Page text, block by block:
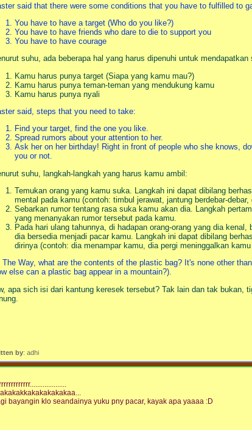
said that there were some conditions that you have to fulfilled to
You have to have a target (Who do you like?)
You have to have friends who dare to die to support you
You have to have courage
suhu, ada beberapa hal yang harus dipenuhi untuk mendapatkan
Kamu harus punya target (Siapa yang kamu mau?)
Kamu harus punya teman-teman yang mendukung kamu
Kamu harus punya nyali
said, steps that you need to take:
Find your target, find the one you like.
Spread rumors about your attention to her.
Ask her on her birthday! Right in front of people who she knows,
you or not.
suhu, langkah-langkah yang harus kamu ambil:
Temukan orang yang kamu suka. Langkah ini dapat dibilang
mental pada kamu (contoh: timbul jerawat, jantung berdebar-
Sebarkan rumor tentang rasa suka kamu akan dia. Langkah
yang menanyakan rumor tersebut pada kamu.
Pada hari ulang tahunnya, di hadapan orang-orang yang dia
dia bersedia menjadi pacar kamu. Langkah ini dapat dibilang
dirinya (contoh: dia menampar kamu, dia pergi meninggalkan
The Way, what are the contents of the plastic bag? It's none other
else can a plastic bag appear in a mountain?).
apa sich isi dari kantung keresek tersebut? Tak lain dan tak bukan,
by: adhi
bayangin klo seandainya yuku pny pacar, kayak apa yaaaa :D